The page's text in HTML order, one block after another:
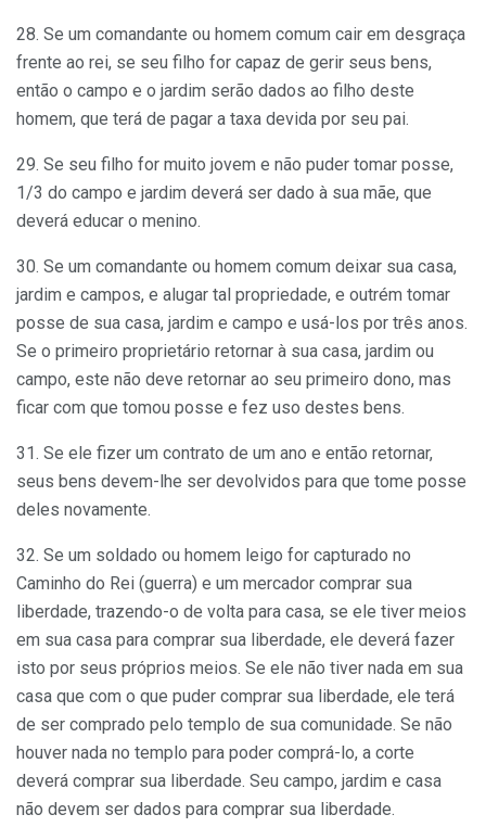
28. Se um comandante ou homem comum cair em desgraça
frente ao rei, se seu filho for capaz de gerir seus bens,
então o campo e o jardim serão dados ao filho deste
homem, que terá de pagar a taxa devida por seu pai.
29. Se seu filho for muito jovem e não puder tomar posse,
1/3 do campo e jardim deverá ser dado à sua mãe, que
deverá educar o menino.
30. Se um comandante ou homem comum deixar sua casa,
jardim e campos, e alugar tal propriedade, e outrém tomar
posse de sua casa, jardim e campo e usá-los por três anos.
Se o primeiro proprietário retornar à sua casa, jardim ou
campo, este não deve retornar ao seu primeiro dono, mas
ficar com que tomou posse e fez uso destes bens.
31. Se ele fizer um contrato de um ano e então retornar,
seus bens devem-lhe ser devolvidos para que tome posse
deles novamente.
32. Se um soldado ou homem leigo for capturado no
Caminho do Rei (guerra) e um mercador comprar sua
liberdade, trazendo-o de volta para casa, se ele tiver meios
em sua casa para comprar sua liberdade, ele deverá fazer
isto por seus próprios meios. Se ele não tiver nada em sua
casa que com o que puder comprar sua liberdade, ele terá
de ser comprado pelo templo de sua comunidade. Se não
houver nada no templo para poder comprá-lo, a corte
deverá comprar sua liberdade. Seu campo, jardim e casa
não devem ser dados para comprar sua liberdade.